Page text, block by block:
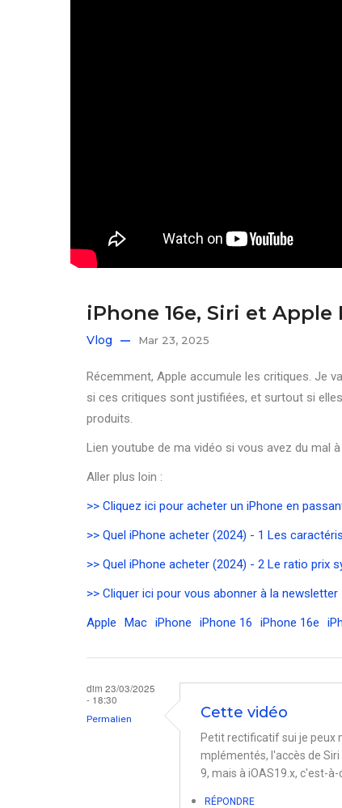
iPhone 16e, Siri et
Vlog Mar 23, 2025
Récemment, Apple accumule les critiques. Je
si ces critiques sont justifiées, et surtout si
produits.
Lien youtube de ma vidéo si vous avez du mal
Aller plus loin :
>> Cliquez ici pour acheter un iPhone en
>> Quel iPhone acheter (2024) - 1 Les
>> Quel iPhone acheter (2024) - 2 Le ratio prix
>> Cliquer ici pour vous abonner à la newsletter
Apple
Mac iPhone iPhone 16 iPhone 16e
dim 23/03/2025
- 18:30
Permalien Cette vidéo
Petit rectificatif sui je peux
mplémentés, l'accès de
9, mais à iOAS19.x, c'est-
RÉPONDRE